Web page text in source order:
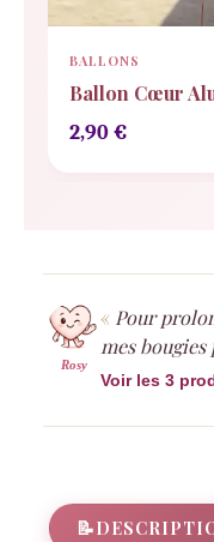
BALLONS
Ballon Cœur
2,90€
Rosy
Pour
mes bougies
Voir les 3
📝